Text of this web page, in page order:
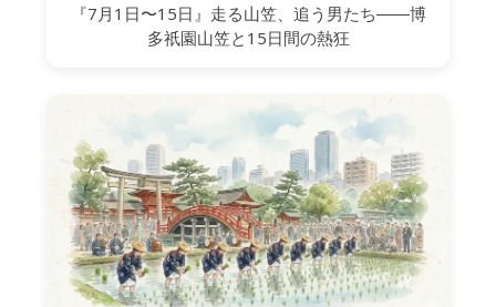
『7月1日〜15日』走る山笠、追う男たち――博
多祇園山笠と15日間の熱狂